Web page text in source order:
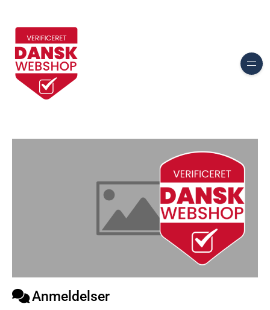
Anmeldelser